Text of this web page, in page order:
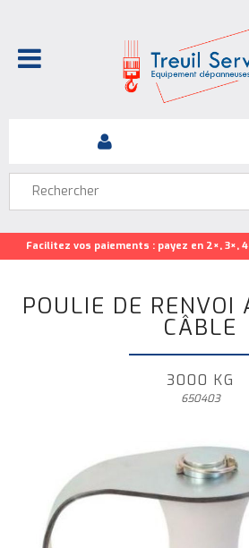
Facilitez vos paiements : payez en 2×, 3×,
POULIE DE RENVOI
CÂBLE
3000 KG
650403